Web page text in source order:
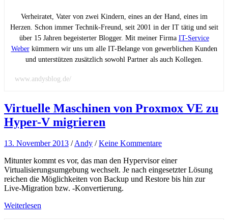
Verheiratet, Vater von zwei Kindern, eines an der Hand, eines im
Herzen. Schon immer Technik-Freund, seit 2001 in der IT tätig und seit
über 15 Jahren begeisterter Blogger. Mit meiner Firma IT-Service
Weberkümmern wir uns um alle IT-Belange von gewerblichen Kunden
und unterstützen zusätzlich sowohl Partner als auch Kollegen.
www.andysblog.de/
Virtuelle Maschinen von Proxmox VE zu
Hyper-V migrieren
13. November 2013 /Andy /Keine Kommentare
Mitunter kommt es vor, das man den Hypervisor einer
Virtualisierungsumgebung wechselt. Je nach eingesetzter Lösung
reichen die Möglichkeiten von Backup und Restore bis hin zur
Live-Migration bzw. -Konvertierung.
Weiterlesen